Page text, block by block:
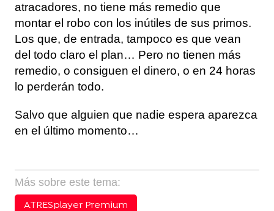
atracadores, no tiene más remedio que
montar el robo con los inútiles de sus primos.
Los que, de entrada, tampoco es que vean
del todo claro el plan… Pero no tienen más
remedio, o consiguen el dinero, o en 24 horas
lo perderán todo.
Salvo que alguien que nadie espera aparezca
en el último momento…
Más sobre este tema:
ATRESplayer Premium